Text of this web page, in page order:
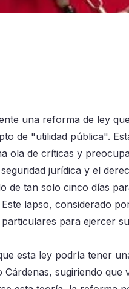
una reforma de ley
de "utilidad pública".
ola de críticas y
jurídica y el
de tan solo cinco días
lapso, considerado
para ejercer
esta ley podría tener
sugiriendo que